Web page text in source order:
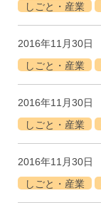
しごと・産業
2016年11月30日
しごと・産業
2016年11月30日
しごと・産業
2016年11月30日
しごと・産業